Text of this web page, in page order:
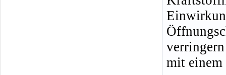
mit einem